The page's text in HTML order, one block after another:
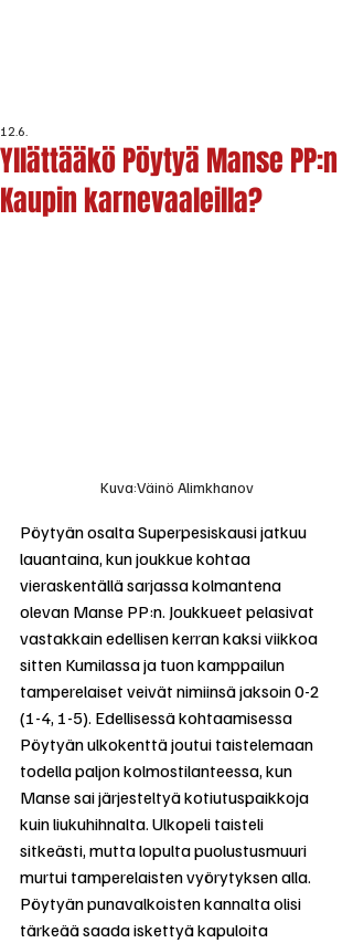
Yllättääkö Pöytyä Manse PP:n
Kaupin karnevaaleilla?
12.6.
Kuva:Väinö Alimkhanov
Pöytyän osalta Superpesiskausi jatkuu
lauantaina, kun joukkue kohtaa
vieraskentällä sarjassa kolmantena
olevan Manse PP:n. Joukkueet pelasivat
vastakkain edellisen kerran kaksi viikkoa
sitten Kumilassa ja tuon kamppailun
tamperelaiset veivät nimiinsä jaksoin 0-2
(1-4, 1-5). Edellisessä kohtaamisessa
Pöytyän ulkokenttä joutui taistelemaan
todella paljon kolmostilanteessa, kun
Manse sai järjesteltyä kotiutuspaikkoja
kuin liukuhihnalta. Ulkopeli taisteli
sitkeästi, mutta lopulta puolustusmuuri
murtui tamperelaisten vyörytyksen alla.
Pöytyän punavalkoisten kannalta olisi
tärkeää saada iskettyä kapuloita